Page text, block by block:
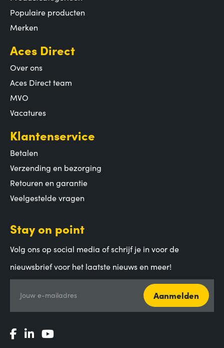
Populaire producten
Merken
Aces Direct
Over ons
Aces Direct team
MVO
Vacatures
Klantenservice
Betalen
Verzending en bezorging
Retouren en garantie
Veelgestelde vragen
Stay on point
Volg ons op social media of schrijf je in voor de
nieuwsbrief voor het laatste nieuws en meer!
Jouw e-mailadres Aanmelden